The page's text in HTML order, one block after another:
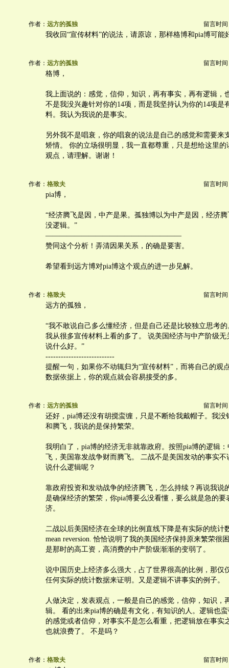
作者： 远方的孤独 留言时间
我收回“宣传材料”的说法，请原谅，那样格博和pia博可能
作者： 远方的孤独 留言时间
格博，
我上面说的：感觉，信仰，知识，再有事实，再有逻辑，
不是我没兴趣针对你的14项，而是我坚持认为你的14项是
料。我认为我说的是事实。
另外我不是唱衰，你的唱衰的说法是自己的感觉和需要来
矫情。 你的立场很明显，我一直都尊重，只是想给这里的
观点，请理解。谢谢！
作者： 格致夫 留言时间
pia博，
“经济腾飞是因，中产是果。孤独博以为中产是因，经济
没逻辑。”
———————————————————
赞同这个分析！弄清因果关系，的确是要害。
希望看到远方博对pia博这个观点的进一步见解。
作者： 格致夫 留言时间
远方的孤独，
“我不敢说自己多么懂经济，但是自己还是比较独立思考
我从很多宣传材料上看的多了。 说美国经济与中产阶级无
说什么好。”
---------------------------
提醒一句，如果你不动辄归为“宣传材料”，而将自己的观
数据依据上，你的观点就会容易接受的多。
作者： 远方的孤独 留言时间
还好，pia博还没有胡搅蛮缠，只是不断给我戴帽子。我没
和腾飞，我说的是保持繁荣。
我明白了，pia博的经济无非就靠政府。按照pia博的逻辑
飞，美国靠发战争财而腾飞。 二战不是美国发动的事实
说什么逻辑呢？
靠政府投资和发动战争的经济腾飞，怎么持续？再说我说
是确保经济的繁荣，你pia博要么没看懂，要么就是急的要
济。
二战以后美国经济在全球的比例直线下降是有实际的统计
mean reversion. 恰恰说明了我的美国经济保持原来繁荣很
是那时的高工资，高消费的中产阶级渐渐的变弱了。
说中国历史上经济多么强大，占了世界很高的比例，那仅
任何实际的统计数据来证明。又是逻辑不讲事实的例子。
人做决定，发表观点，一般是自己的感觉，信仰，知识，
辑。 看的出来pia博的确是有文化，有知识的人。逻辑也
的感觉或者信仰，对事实不是怎么看重，把逻辑放在事实
也就浪费了。 不是吗？
作者： 格致夫 留言时间